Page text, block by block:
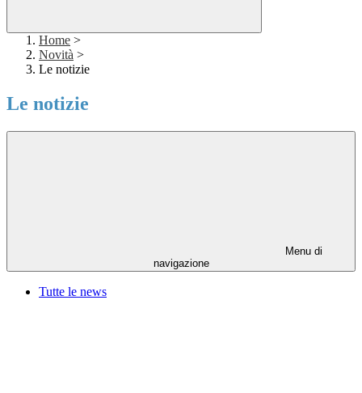
Home >
Novità >
Le notizie
Le notizie
Menu di
navigazione
Tutte le news